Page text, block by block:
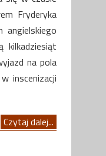
Fryderyka
kilkadziesiąt
na pola
inscenizacji
Czytaj dalej...